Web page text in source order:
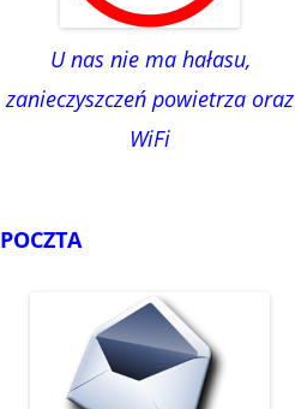
U nas nie ma hałasu,
zanieczyszczeń powietrza oraz
WiFi
POCZTA